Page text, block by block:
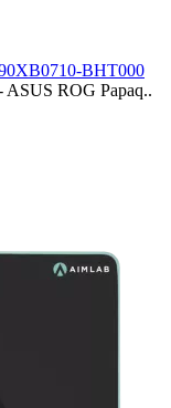
BHT000
ROG Papaq..